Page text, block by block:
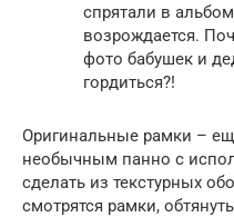
спрятали в
возрождается.
фото бабушек и
гордиться?!
Оригинальные рамки –
необычным панно с
сделать из текстурных
смотрятся рамки,